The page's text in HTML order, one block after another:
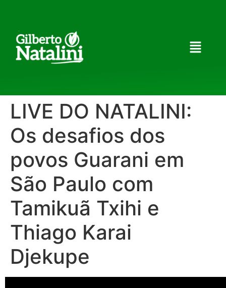
LIVE DO NATALINI:
Os desafios dos
povos Guarani em
São Paulo com
Tamikuã Txihi e
Thiago Karai
Djekupe